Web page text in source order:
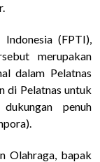
(FPTI),
merupakan
dalam Pelatnas
di Pelatnas untuk
penuh
Olahraga, bapak